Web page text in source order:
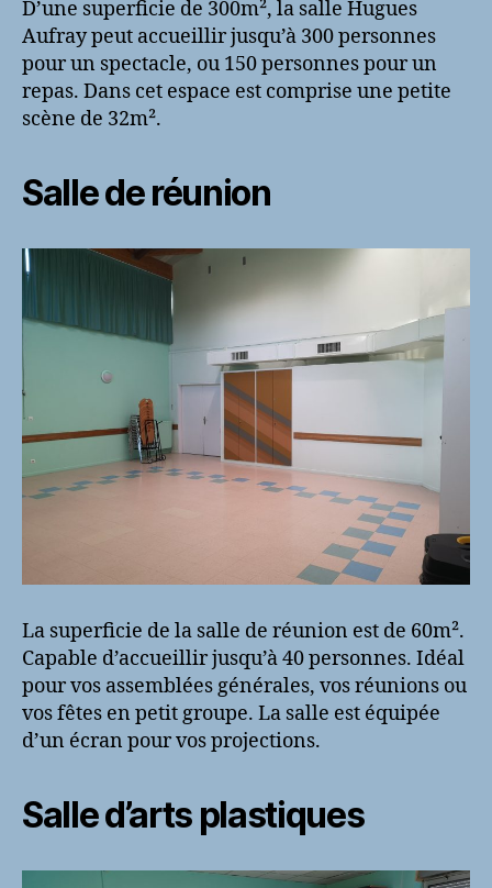
D’une superficie de 300m², la salle Hugues
Aufray peut accueillir jusqu’à 300 personnes
pour un spectacle, ou 150 personnes pour un
repas. Dans cet espace est comprise une petite
scène de 32m².
Salle de réunion
La superficie de la salle de réunion est de 60m².
Capable d’accueillir jusqu’à 40 personnes. Idéal
pour vos assemblées générales, vos réunions ou
vos fêtes en petit groupe. La salle est équipée
d’un écran pour vos projections.
Salle d’arts plastiques